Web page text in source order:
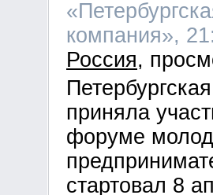
компания»,
Россия
приняла
форуме
стартовал 8